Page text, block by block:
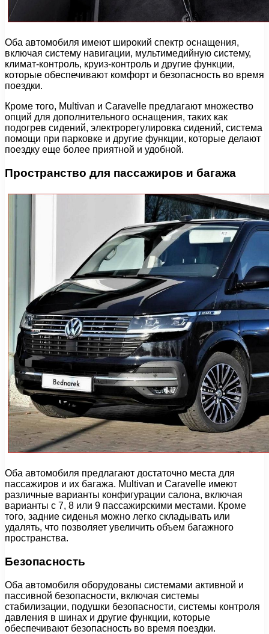
Оба автомобиля имеют широкий спектр оснащения,
включая систему навигации, мультимедийную систему,
климат-контроль, круиз-контроль и другие функции,
которые обеспечивают комфорт и безопасность во время
поездки.
Кроме того, Multivan и Caravelle предлагают множество
опций для дополнительного оснащения, таких как
подогрев сидений, электрорегулировка сидений, система
помощи при парковке и другие функции, которые делают
поездку еще более приятной и удобной.
Пространство для пассажиров и багажа
Оба автомобиля предлагают достаточно места для
пассажиров и их багажа. Multivan и Caravelle имеют
различные варианты конфигурации салона, включая
варианты с 7, 8 или 9 пассажирскими местами. Кроме
того, задние сиденья можно легко складывать или
удалять, что позволяет увеличить объем багажного
пространства.
Безопасность
Оба автомобиля оборудованы системами активной и
пассивной безопасности, включая системы
стабилизации, подушки безопасности, системы контроля
давления в шинах и другие функции, которые
обеспечивают безопасность во время поездки.